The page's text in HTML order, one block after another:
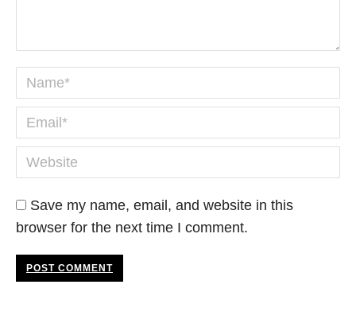
Name *
Email *
Website
Save my name, email, and website in this
browser for the next time I comment.
POST COMMENT